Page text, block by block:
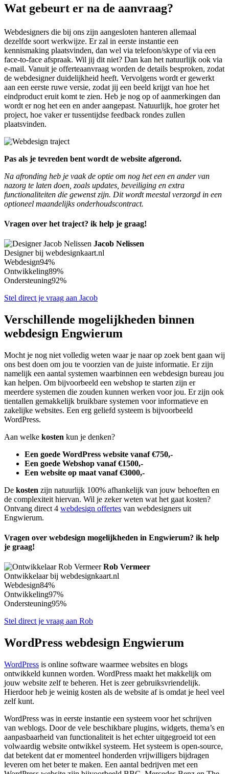
Wat gebeurt er na de aanvraag?
Webdesigners die bij ons zijn aangesloten hanteren allemaal
dezelfde soort werkwijze. Er zal in eerste instantie een
kennismaking plaatsvinden, dan wel via telefoon/skype of via een
face-to-face afspraak. Wil jij dit niet? Dan kan het natuurlijk ook via
e-mail. Vanuit je offerteaanvraag worden de details besproken, zodat
de webdesigner duidelijkheid heeft. Vervolgens wordt er gewerkt
aan een eerste ruwe versie, zodat jij een beeld krijgt van hoe het
eindproduct eruit komt te zien. Heb je nog op of aanmerkingen dan
wordt er nog het een en ander aangepast. Natuurlijk, hoe groter het
project, hoe vaker er tussentijdse feedback rondes zullen
plaatsvinden.
Pas als je tevreden bent wordt de website afgerond.
Na afronding heb je vaak de optie om nog het een en ander van
nazorg te laten doen, zoals updates, beveiliging en extra
functionaliteiten die gewenst zijn. Dit wordt meestal verzorgd in een
optioneel maandelijks onderhoudscontract.
Vragen over het traject? ik help je graag!
Jacob Nelissen
Designer bij webdesignkaart.nl
Webdesign94%
Ontwikkeling89%
Ondersteuning92%
Stel direct je vraag aan Jacob
Verschillende mogelijkheden binnen
webdesign Engwierum
Mocht je nog niet volledig weten waar je naar op zoek bent gaan wij
ons best doen om jou te voorzien van de juiste informatie. Er zijn
namelijk een aantal systemen waarbinnen een webdesign bureau jou
kan helpen. Om bijvoorbeeld een webshop te starten zijn er
meerdere systemen die zouden kunnen werken voor jou. Er zijn ook
tientallen gemakkelijk bruikbare systemen voor informatieve en
zakelijke websites. Een erg geliefd systeem is bijvoorbeeld
WordPress.
Aan welke kosten kun je denken?
Een goede WordPress website vanaf €750,-
Een goede Webshop vanaf €1500,-
Een website op maat vanaf €3000,-
De kosten zijn natuurlijk 100% afhankelijk van jouw behoeften en
de complexiteit hiervan. Wil je zeker weten wat het gaat kosten?
Ontvang direct 4 webdesign offertes van webdesigners uit
Engwierum.
Vragen over webdesign mogelijkheden in Engwierum? ik help
je graag!
Rob Vermeer
Ontwikkelaar bij webdesignkaart.nl
Webdesign84%
Ontwikkeling97%
Ondersteuning95%
Stel direct je vraag aan Rob
WordPress webdesign Engwierum
WordPress is online software waarmee websites en blogs
ontwikkeld kunnen worden. WordPress maakt het makkelijk om
jouw website zelf te beheren. Het is zeer gebruiksvriendelijk.
Hierdoor heb je weinig kosten als de website af is omdat je heel veel
zelf kunt.
WordPress was in eerste instantie een systeem voor het schrijven
van weblogs. Door de vele beschikbare plugins, widgets, thema’s en
aanpasbaarheid van functionaliteit is het echter uitgegroeid tot een
volwaardig website ontwikkel systeem. Het systeem is open-source,
dat betekent dat er momenteel honderden vrijwilligers bijdragen
leveren om het beter te maken. Een aantal bedrijven met een